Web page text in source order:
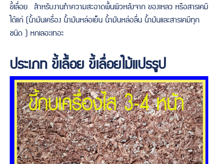
ขี้เลื่อย สำหรับงานทำความสะอาดพื้นผิวหลังจาก ของเหลว หรือสารเคมี
ได้แก่ (น้ำมันเครื่อง น้ำมันหล่อเย็น น้ำมันหล่อลื่น น้ำมันและสารเคมีทุก
ชนิด ) หกเลอะเทอะ
ประเภท ขี้เลื้อย ขี้เลื่อยไม้แปรรูป